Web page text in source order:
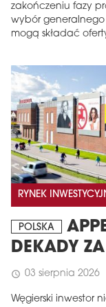
zakończeniu fazy
wybór
mogą składać
RYNEK
POLSKA
DEKADY
schedule 03 sierpnia 2026
Węgierski inwestor